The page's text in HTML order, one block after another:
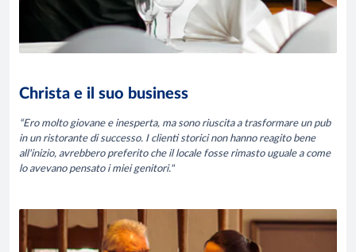
Christa e il suo business
“Ero molto giovane e inesperta, ma sono riuscita a trasformare un pub
in un ristorante di successo. I clienti storici non hanno reagito bene
all'inizio, avrebbero preferito che il locale fosse rimasto uguale a come
lo avevano pensato i miei genitori."